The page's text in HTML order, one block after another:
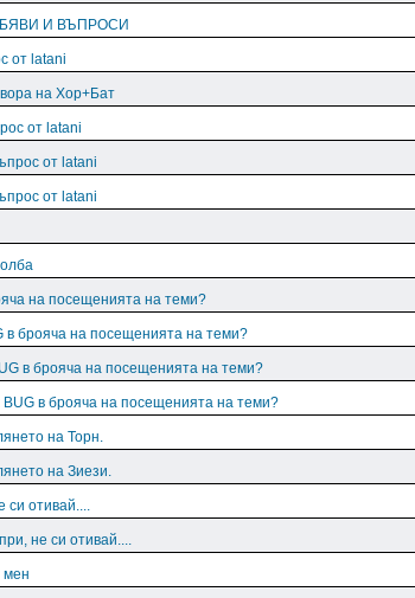
И ВЪПРОСИ
от latani
на Хор+Бат
от latani
от latani
от latani
на посещенията на теми?
в брояча на посещенията на теми?
в брояча на посещенията на теми?
BUG в брояча на посещенията на теми?
на Торн.
на Зиези.
си отивай....
не си отивай....